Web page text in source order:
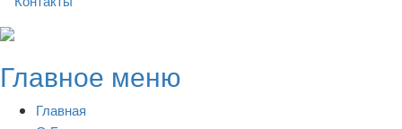
Skip
content
Главное меню
Главная